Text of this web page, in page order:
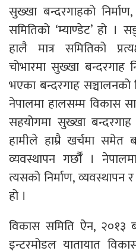
सुख्खा बन्दरगाहको
समितिको ‘म्याण्डेट’ हो ।
हालै मात्र समितिको
चोभारमा सुख्खा बन्दरगाह
भएका बन्दरगाह सञ्चालनको
नेपालमा हालसम्म विकास
सहयोगमा सुख्खा
हामीले हाम्रै खर्चमा समेत
व्यवस्थापन गर्छौँ ।
त्यसको निर्माण, व्यवस्थापन
हो ।
विकास समिति ऐन, २०१३
इन्टरमोडल यातायात